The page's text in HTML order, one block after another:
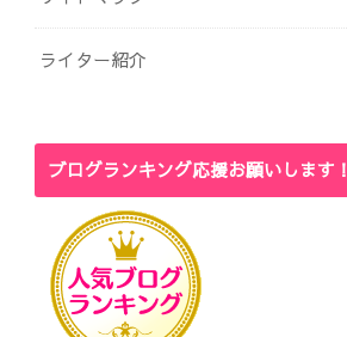
ライター紹介
ブログランキング応援お願いします！